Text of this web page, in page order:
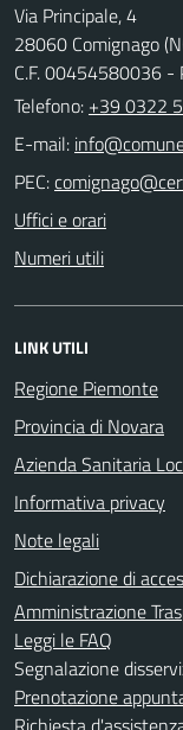
Via Principale, 4
28060 Comignago
C.F. 00454580036
Telefono: +39 0322
E-mail:
PEC:
Uffici e orari
Numeri utili
LINK UTILI
Regione Piemonte
Provincia di Novara
Azienda Sanitaria
Informativa privacy
Note legali
Dichiarazione di
Amministrazione
Leggi le FAQ
Segnalazione
Prenotazione